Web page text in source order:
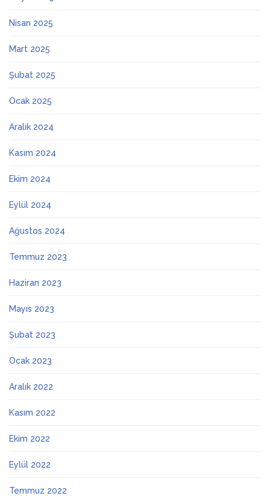
Nisan 2025
Mart 2025
Şubat 2025
Ocak 2025
Aralık 2024
Kasım 2024
Ekim 2024
Eylül 2024
Ağustos 2024
Temmuz 2023
Haziran 2023
Mayıs 2023
Şubat 2023
Ocak 2023
Aralık 2022
Kasım 2022
Ekim 2022
Eylül 2022
Temmuz 2022